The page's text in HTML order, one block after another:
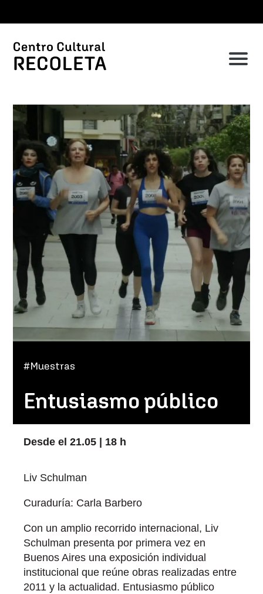
#Muestras
Entusiasmo público
Desde el 21.05 | 18 h
Liv Schulman
Curaduría: Carla Barbero
Con un amplio recorrido internacional, Liv
Schulman presenta por primera vez en
Buenos Aires una exposición individual
institucional que reúne obras realizadas entre
2011 y la actualidad. Entusiasmo público